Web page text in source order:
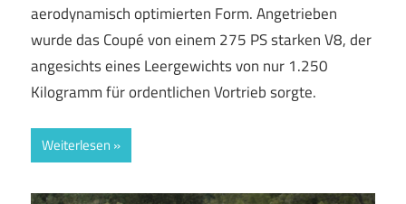
aerodynamisch optimierten Form. Angetrieben
wurde das Coupé von einem 275 PS starken V8, der
angesichts eines Leergewichts von nur 1.250
Kilogramm für ordentlichen Vortrieb sorgte.
Weiterlesen